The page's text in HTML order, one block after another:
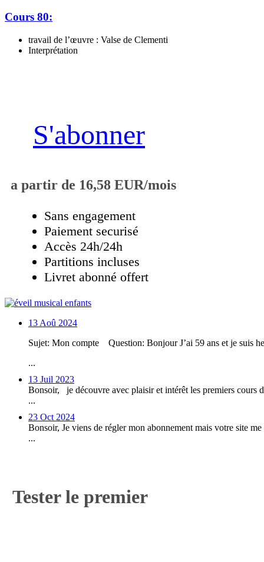
Cours 80:
travail de l’œuvre : Valse de Clementi
Interprétation
S'abonner
a partir de 16,58 EUR/mois
Sans engagement
Paiement securisé
Accès 24h/24h
Partitions incluses
Livret abonné offert
13 Aoû 2024
Sujet: Mon compte Question: Bonjour J’ai 59 ans et je suis
...
13 Juil 2023
Bonsoir, je découvre avec plaisir et intérêt les premiers cours
...
23 Oct 2024
Bonsoir, Je viens de régler mon abonnement mais votre site me
...
Tester le premier